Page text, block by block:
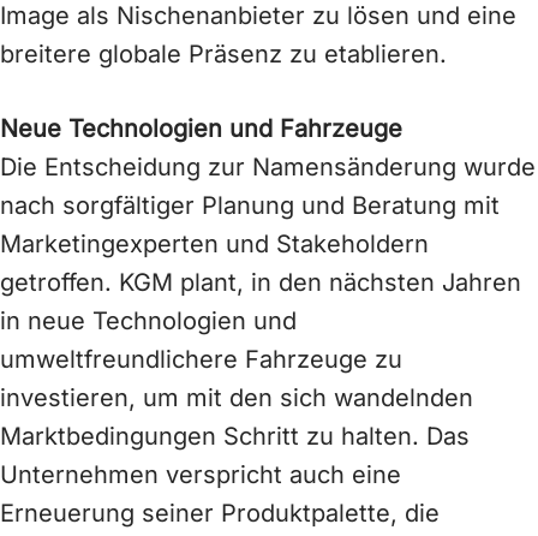
Image als Nischenanbieter zu lösen und eine
breitere globale Präsenz zu etablieren.
Neue Technologien und Fahrzeuge
Die Entscheidung zur Namensänderung wurde
nach sorgfältiger Planung und Beratung mit
Marketingexperten und Stakeholdern
getroffen. KGM plant, in den nächsten Jahren
in neue Technologien und
umweltfreundlichere Fahrzeuge zu
investieren, um mit den sich wandelnden
Marktbedingungen Schritt zu halten. Das
Unternehmen verspricht auch eine
Erneuerung seiner Produktpalette, die